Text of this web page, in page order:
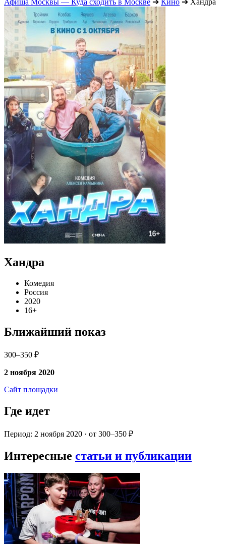
Хандра
Комедия
Россия
2020
16+
Ближайший показ
300–350 ₽
2 ноября 2020
Сайт площадки
Где идет
Период: 2 ноября 2020 · от 300–350 ₽
Интересные статьи и публикации